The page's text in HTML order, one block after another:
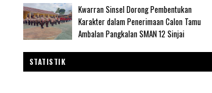
Kwarran Sinsel Dorong Pembentukan
Karakter dalam Penerimaan Calon Tamu
Ambalan Pangkalan SMAN 12 Sinjai
STATISTIK